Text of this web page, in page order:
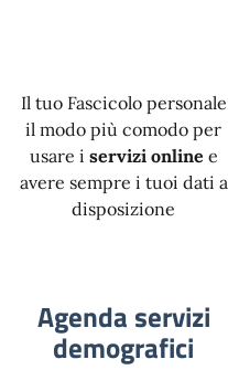
Il tuo Fascicolo personale
il modo più comodo per
usare i servizi online e
avere sempre i tuoi dati a
disposizione
Agenda servizi
demografici